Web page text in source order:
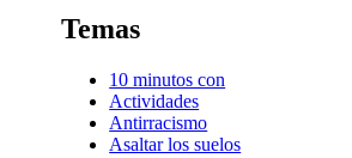
Temas
10 minutos con
Actividades
Antirracismo
Asaltar los suelos